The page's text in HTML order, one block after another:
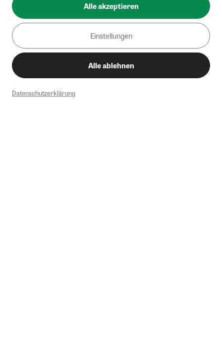
Alle akzeptieren
Einstellungen
Alle ablehnen
Datenschutzerklärung